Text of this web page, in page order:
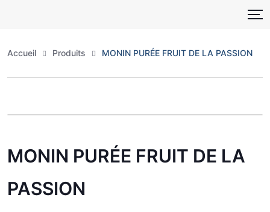
Accueil Produits MONIN PURÉE FRUIT DE LA PASSION
MONIN PURÉE FRUIT DE LA
PASSION